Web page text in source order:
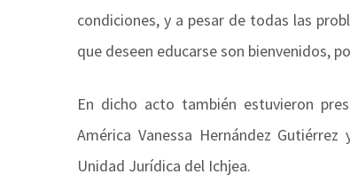
condiciones, y a pesar de todas las
que deseen educarse son bienvenidos,
En dicho acto también estuvieron
América Vanessa Hernández
Unidad Jurídica del Ichjea.